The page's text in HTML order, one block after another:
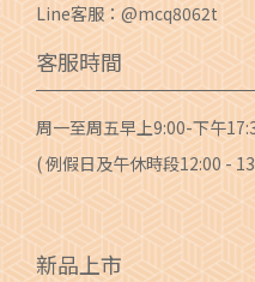
Line客服：@mcq8062t
客服時間
周一至周五早上9:00-下午
( 例假日及午休時段12:00 -
新品上市